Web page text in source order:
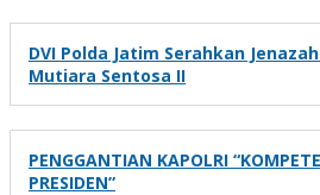
DVI Polda Jatim Serahkan
Mutiara Sentosa II
PENGGANTIAN KAPOLRI
PRESIDEN”